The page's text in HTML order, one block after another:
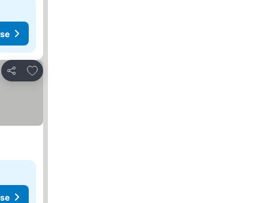
Megosztás
Hozzáadás a kedvencekhez